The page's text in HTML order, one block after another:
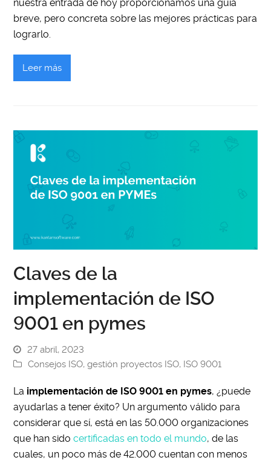
nuestra entrada de hoy proporcionamos una guía
breve, pero concreta sobre las mejores prácticas para
lograrlo.
Leer más
Claves de la
implementación de ISO
9001 en pymes
27 abril, 2023
Consejos ISO,gestión proyectos ISO, ISO 9001
La implementación de ISO 9001 en pymes, ¿puede
ayudarlas a tener éxito? Un argumento válido para
considerar que sí, está en las 50.000 organizaciones
que han sidocertificadas en todo el mundo, de las
cuales, un poco más de 42.000 cuentan con menos